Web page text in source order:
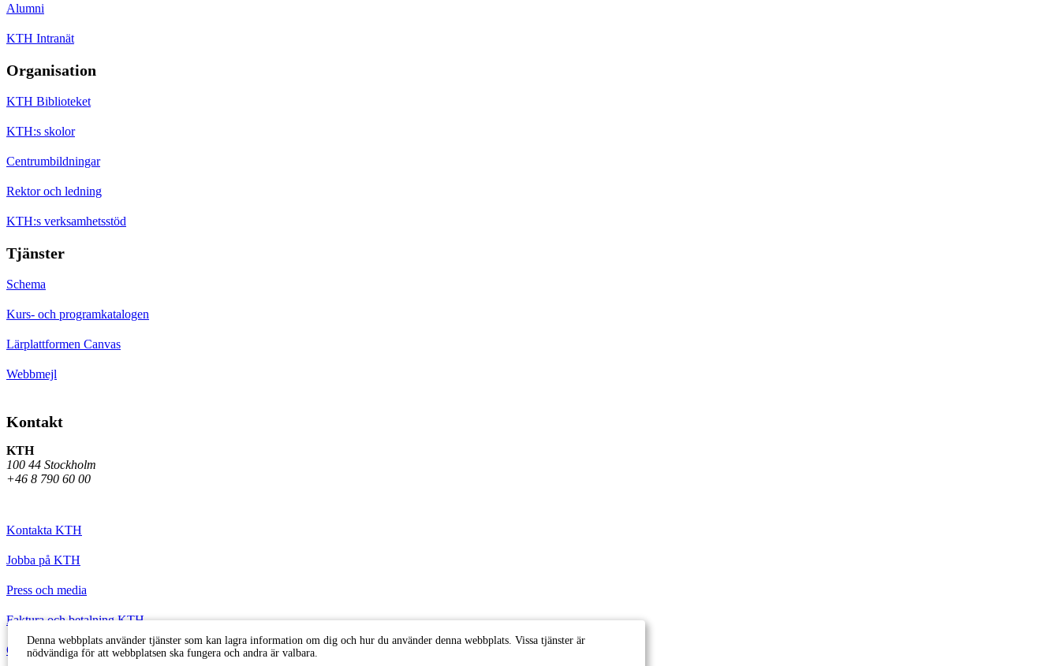
Alumni
KTH Intranät
Organisation
KTH Biblioteket
KTH:s skolor
Centrumbildningar
Rektor och ledning
KTH:s verksamhetsstöd
Tjänster
Schema
Kurs- och programkatalogen
Lärplattformen Canvas
Webbmejl
Kontakt
KTH
100 44 Stockholm
+46 8 790 60 00
Kontakta KTH
Jobba på KTH
Press och media
Faktura och betalning KTH
Om KTH:s webbplatser
Denna webbplats använder tjänster som kan lagra information om dig och hur du använder denna webbplats. Vissa tjänster är
nödvändiga för att webbplatsen ska fungera och andra är valbara.